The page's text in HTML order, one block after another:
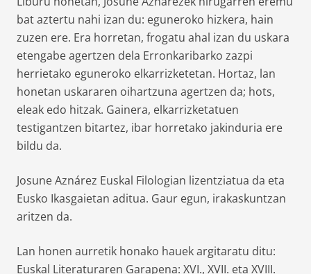
bat aztertu nahi izan du: eguneroko hizkera, hain
zuzen ere. Era horretan, frogatu ahal izan du uskara
etengabe agertzen dela Erronkaribarko zazpi
herrietako eguneroko elkarrizketetan. Hortaz, lan
honetan uskararen oihartzuna agertzen da; hots,
eleak edo hitzak. Gainera, elkarrizketatuen
testigantzen bitartez, ibar horretako jakinduria ere
bildu da.
Josune Aznárez Euskal Filologian lizentziatua da eta
Eusko Ikasgaietan aditua. Gaur egun, irakaskuntzan
aritzen da.
Lan honen aurretik honako hauek argitaratu ditu:
Euskal Literaturaren Garapena: XVI., XVII. eta XVIII.